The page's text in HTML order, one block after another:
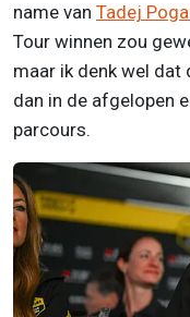
name van Tadej
Tour winnen zou
maar ik denk wel dat
dan in de afgelopen
parcours.